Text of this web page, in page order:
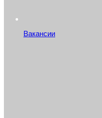
Вакансии